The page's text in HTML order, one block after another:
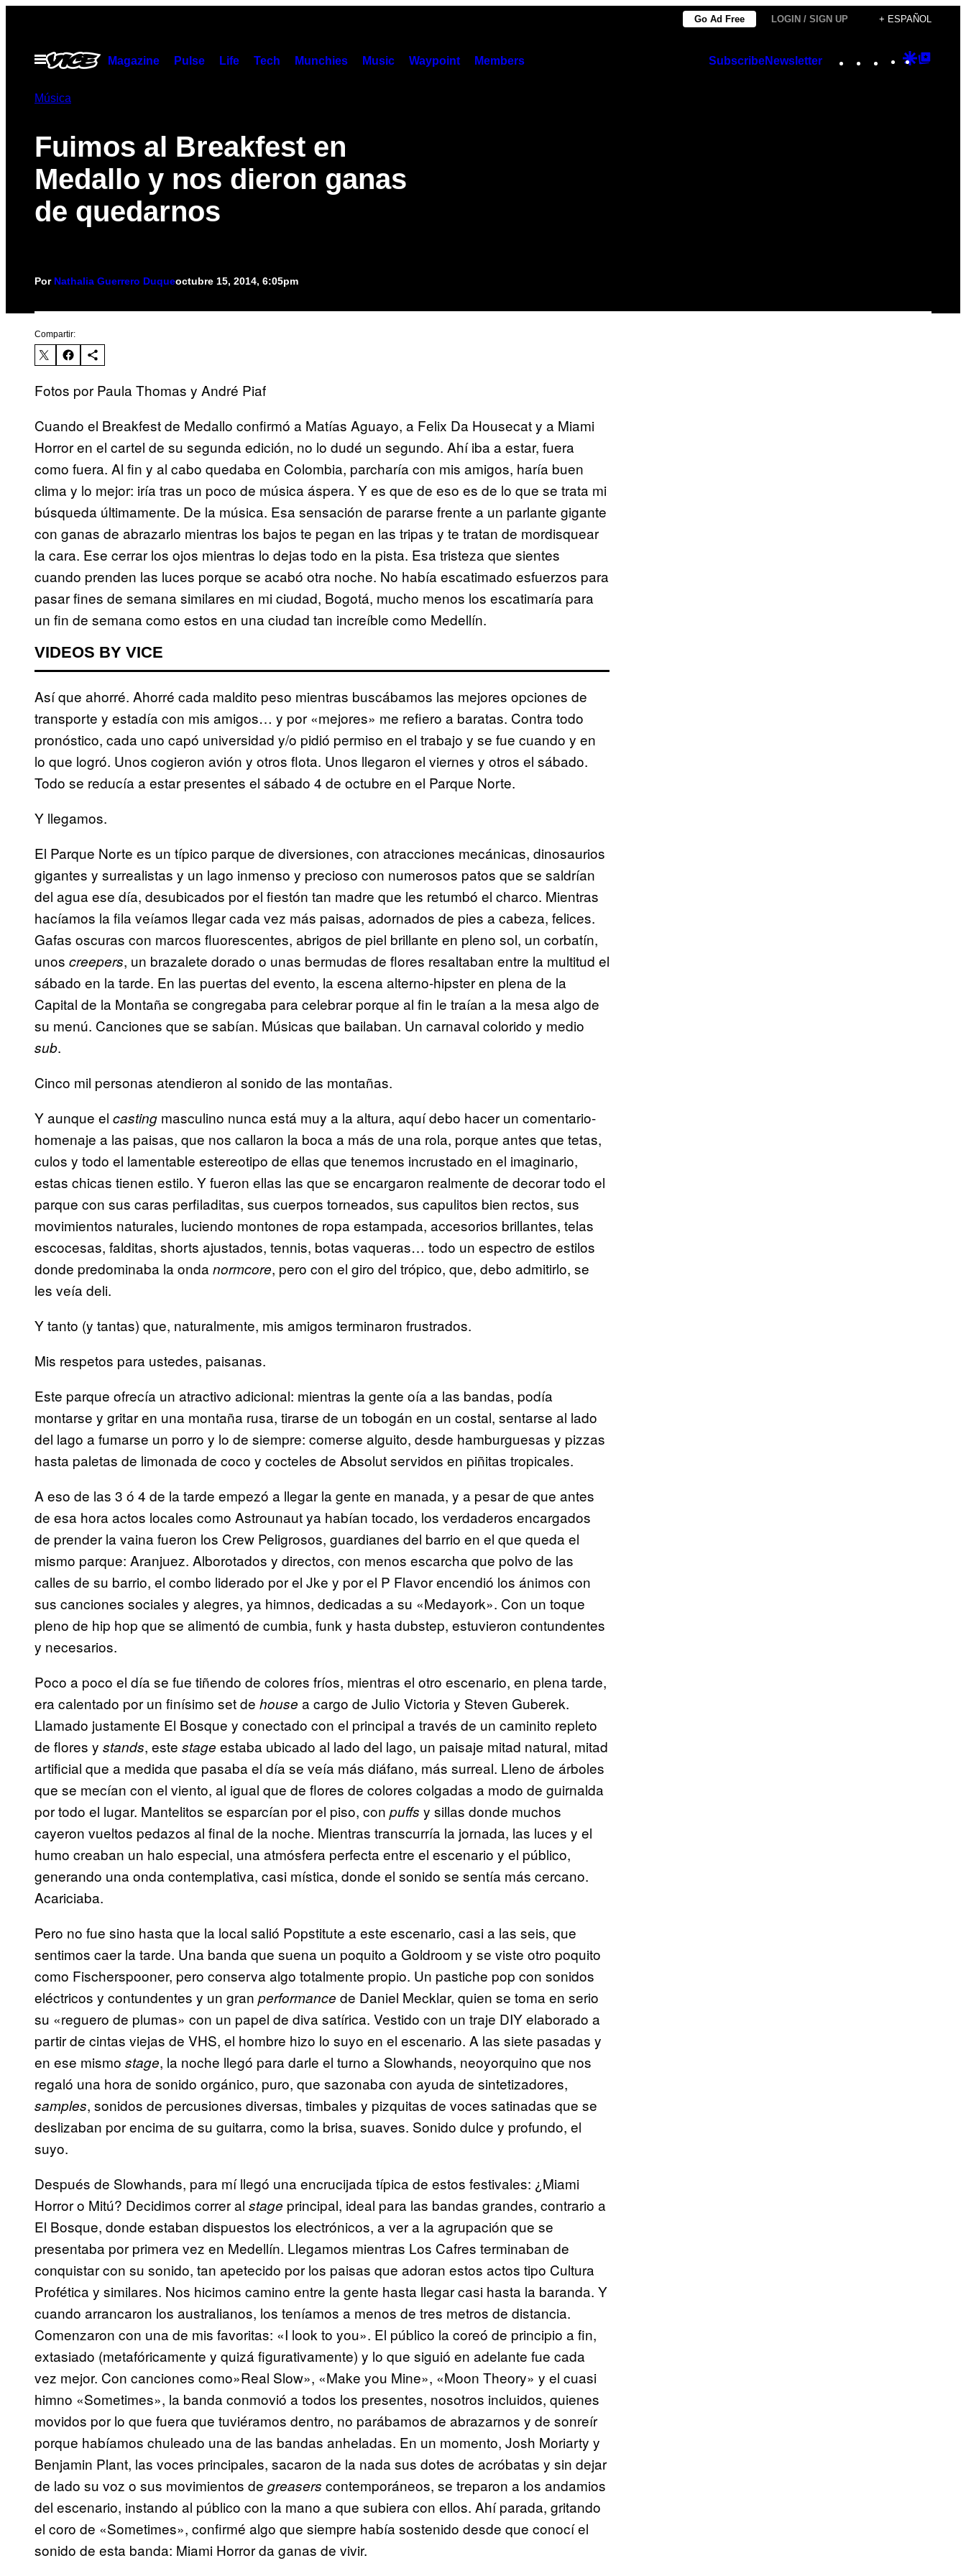
contenido
Go Ad Free LOGIN / SIGN UP + ESPAÑOL
Abrir
Menú
Magazine Pulse Life Tech Munchies Music Waypoint Members SubscribeNewsletter Instagram
TikTok
YouTube
Google
Música
Fuimos al Breakfest en
Medallo y nos dieron ganas
de quedarnos
Por Nathalia Guerrero Duqueoctubre 15, 2014, 6:05pm
Compartir:
Fotos por Paula Thomas y André Piaf
Cuando el Breakfest de Medallo confirmó a Matías Aguayo, a Felix Da Housecat y a Miami
Horror en el cartel de su segunda edición, no lo dudé un segundo. Ahí iba a estar, fuera
como fuera. Al fin y al cabo quedaba en Colombia, parcharía con mis amigos, haría buen
clima y lo mejor: iría tras un poco de música áspera. Y es que de eso es de lo que se trata mi
búsqueda últimamente. De la música. Esa sensación de pararse frente a un parlante gigante
con ganas de abrazarlo mientras los bajos te pegan en las tripas y te tratan de mordisquear
la cara. Ese cerrar los ojos mientras lo dejas todo en la pista. Esa tristeza que sientes
cuando prenden las luces porque se acabó otra noche. No había escatimado esfuerzos para
pasar fines de semana similares en mi ciudad, Bogotá, mucho menos los escatimaría para
un fin de semana como estos en una ciudad tan increíble como Medellín.
VIDEOS BY VICE
Así que ahorré. Ahorré cada maldito peso mientras buscábamos las mejores opciones de
transporte y estadía con mis amigos… y por «mejores» me refiero a baratas. Contra todo
pronóstico, cada uno capó universidad y/o pidió permiso en el trabajo y se fue cuando y en
lo que logró. Unos cogieron avión y otros flota. Unos llegaron el viernes y otros el sábado.
Todo se reducía a estar presentes el sábado 4 de octubre en el Parque Norte.
Y llegamos.
El Parque Norte es un típico parque de diversiones, con atracciones mecánicas, dinosaurios
gigantes y surrealistas y un lago inmenso y precioso con numerosos patos que se saldrían
del agua ese día, desubicados por el fiestón tan madre que les retumbó el charco. Mientras
hacíamos la fila veíamos llegar cada vez más paisas, adornados de pies a cabeza, felices.
Gafas oscuras con marcos fluorescentes, abrigos de piel brillante en pleno sol, un corbatín,
unos creepers, un brazalete dorado o unas bermudas de flores resaltaban entre la multitud el
sábado en la tarde. En las puertas del evento, la escena alterno-hipster en plena de la
Capital de la Montaña se congregaba para celebrar porque al fin le traían a la mesa algo de
su menú. Canciones que se sabían. Músicas que bailaban. Un carnaval colorido y medio
sub.
Cinco mil personas atendieron al sonido de las montañas.
Y aunque el casting masculino nunca está muy a la altura, aquí debo hacer un comentario-
homenaje a las paisas, que nos callaron la boca a más de una rola, porque antes que tetas,
culos y todo el lamentable estereotipo de ellas que tenemos incrustado en el imaginario,
estas chicas tienen estilo. Y fueron ellas las que se encargaron realmente de decorar todo el
parque con sus caras perfiladitas, sus cuerpos torneados, sus capulitos bien rectos, sus
movimientos naturales, luciendo montones de ropa estampada, accesorios brillantes, telas
escocesas, falditas, shorts ajustados, tennis, botas vaqueras… todo un espectro de estilos
donde predominaba la onda normcore, pero con el giro del trópico, que, debo admitirlo, se
les veía deli.
Y tanto (y tantas) que, naturalmente, mis amigos terminaron frustrados.
Mis respetos para ustedes, paisanas.
Este parque ofrecía un atractivo adicional: mientras la gente oía a las bandas, podía
montarse y gritar en una montaña rusa, tirarse de un tobogán en un costal, sentarse al lado
del lago a fumarse un porro y lo de siempre: comerse alguito, desde hamburguesas y pizzas
hasta paletas de limonada de coco y cocteles de Absolut servidos en piñitas tropicales.
A eso de las 3 ó 4 de la tarde empezó a llegar la gente en manada, y a pesar de que antes
de esa hora actos locales como Astrounaut ya habían tocado, los verdaderos encargados
de prender la vaina fueron los Crew Peligrosos, guardianes del barrio en el que queda el
mismo parque: Aranjuez. Alborotados y directos, con menos escarcha que polvo de las
calles de su barrio, el combo liderado por el Jke y por el P Flavor encendió los ánimos con
sus canciones sociales y alegres, ya himnos, dedicadas a su «Medayork». Con un toque
pleno de hip hop que se alimentó de cumbia, funk y hasta dubstep, estuvieron contundentes
y necesarios.
Poco a poco el día se fue tiñendo de colores fríos, mientras el otro escenario, en plena tarde,
era calentado por un finísimo set de house a cargo de Julio Victoria y Steven Guberek.
Llamado justamente El Bosque y conectado con el principal a través de un caminito repleto
de flores y stands, este stage estaba ubicado al lado del lago, un paisaje mitad natural, mitad
artificial que a medida que pasaba el día se veía más diáfano, más surreal. Lleno de árboles
que se mecían con el viento, al igual que de flores de colores colgadas a modo de guirnalda
por todo el lugar. Mantelitos se esparcían por el piso, con puffs y sillas donde muchos
cayeron vueltos pedazos al final de la noche. Mientras transcurría la jornada, las luces y el
humo creaban un halo especial, una atmósfera perfecta entre el escenario y el público,
generando una onda contemplativa, casi mística, donde el sonido se sentía más cercano.
Acariciaba.
Pero no fue sino hasta que la local salió Popstitute a este escenario, casi a las seis, que
sentimos caer la tarde. Una banda que suena un poquito a Goldroom y se viste otro poquito
como Fischerspooner, pero conserva algo totalmente propio. Un pastiche pop con sonidos
eléctricos y contundentes y un gran performance de Daniel Mecklar, quien se toma en serio
su «reguero de plumas» con un papel de diva satírica. Vestido con un traje DIY elaborado a
partir de cintas viejas de VHS, el hombre hizo lo suyo en el escenario. A las siete pasadas y
en ese mismo stage, la noche llegó para darle el turno a Slowhands, neoyorquino que nos
regaló una hora de sonido orgánico, puro, que sazonaba con ayuda de sintetizadores,
samples, sonidos de percusiones diversas, timbales y pizquitas de voces satinadas que se
deslizaban por encima de su guitarra, como la brisa, suaves. Sonido dulce y profundo, el
suyo.
Después de Slowhands, para mí llegó una encrucijada típica de estos festivales: ¿Miami
Horror o Mitú? Decidimos correr al stage principal, ideal para las bandas grandes, contrario a
El Bosque, donde estaban dispuestos los electrónicos, a ver a la agrupación que se
presentaba por primera vez en Medellín. Llegamos mientras Los Cafres terminaban de
conquistar con su sonido, tan apetecido por los paisas que adoran estos actos tipo Cultura
Profética y similares. Nos hicimos camino entre la gente hasta llegar casi hasta la baranda. Y
cuando arrancaron los australianos, los teníamos a menos de tres metros de distancia.
Comenzaron con una de mis favoritas: «I look to you». El público la coreó de principio a fin,
extasiado (metafóricamente y quizá figurativamente) y lo que siguió en adelante fue cada
vez mejor. Con canciones como»Real Slow», «Make you Mine», «Moon Theory» y el cuasi
himno «Sometimes», la banda conmovió a todos los presentes, nosotros incluidos, quienes
movidos por lo que fuera que tuviéramos dentro, no parábamos de abrazarnos y de sonreír
porque habíamos chuleado una de las bandas anheladas. En un momento, Josh Moriarty y
Benjamin Plant, las voces principales, sacaron de la nada sus dotes de acróbatas y sin dejar
de lado su voz o sus movimientos de greasers contemporáneos, se treparon a los andamios
del escenario, instando al público con la mano a que subiera con ellos. Ahí parada, gritando
el coro de «Sometimes», confirmé algo que siempre había sostenido desde que conocí el
sonido de esta banda: Miami Horror da ganas de vivir.